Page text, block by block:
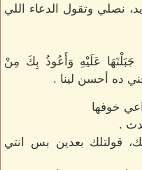
نصلي وتقول الدعاء اللي
جَبَلْتَهَا عَلَيْهِ وَأَعُوذُ بِكَ مِنْ
ده أحسن لينا .
خوفها
.
قولتلك بعدين بس انتي